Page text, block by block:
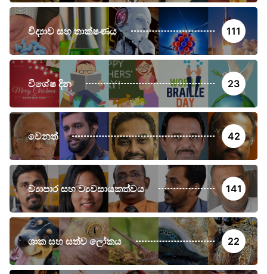
විද්‍යාව සහ තාක්ෂණය 111
විශේෂ දින 23
වෙනත් 42
ව්‍යාපාර සහ ව්‍යවසායකත්වය 141
ශාක සහ සත්ව ලෝකය 22